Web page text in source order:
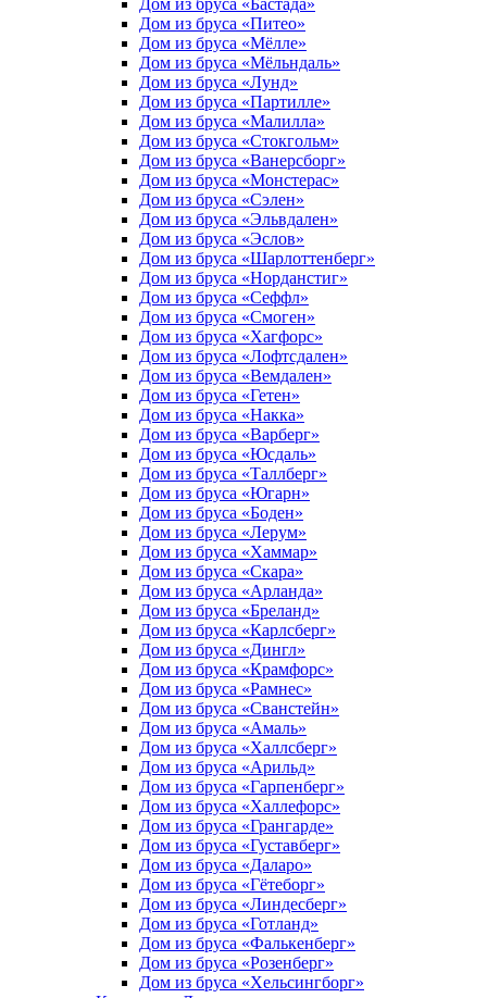
Дом из бруса «Бастада»
Дом из бруса «Питео»
Дом из бруса «Мёлле»
Дом из бруса «Мёльндаль»
Дом из бруса «Лунд»
Дом из бруса «Партилле»
Дом из бруса «Малилла»
Дом из бруса «Стокгольм»
Дом из бруса «Ванерсборг»
Дом из бруса «Монстерас»
Дом из бруса «Сэлен»
Дом из бруса «Эльвдален»
Дом из бруса «Эслов»
Дом из бруса «Шарлоттенберг»
Дом из бруса «Норданстиг»
Дом из бруса «Сеффл»
Дом из бруса «Смоген»
Дом из бруса «Хагфорс»
Дом из бруса «Лофтсдален»
Дом из бруса «Вемдален»
Дом из бруса «Гетен»
Дом из бруса «Накка»
Дом из бруса «Варберг»
Дом из бруса «Юсдаль»
Дом из бруса «Таллберг»
Дом из бруса «Югарн»
Дом из бруса «Боден»
Дом из бруса «Лерум»
Дом из бруса «Хаммар»
Дом из бруса «Скара»
Дом из бруса «Арланда»
Дом из бруса «Бреланд»
Дом из бруса «Карлсберг»
Дом из бруса «Дингл»
Дом из бруса «Крамфорс»
Дом из бруса «Рамнес»
Дом из бруса «Сванстейн»
Дом из бруса «Амаль»
Дом из бруса «Халлсберг»
Дом из бруса «Арильд»
Дом из бруса «Гарпенберг»
Дом из бруса «Халлефорс»
Дом из бруса «Грангарде»
Дом из бруса «Густавберг»
Дом из бруса «Даларо»
Дом из бруса «Гётеборг»
Дом из бруса «Линдесберг»
Дом из бруса «Готланд»
Дом из бруса «Фалькенберг»
Дом из бруса «Розенберг»
Дом из бруса «Хельсингборг»